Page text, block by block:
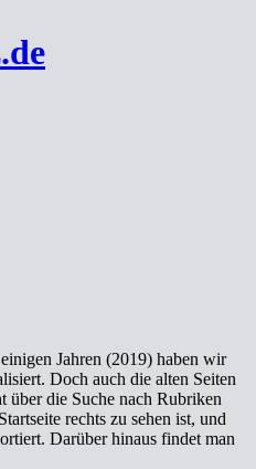
Jahren (2019) haben wir
Doch auch die alten Seiten
über die Suche nach Rubriken
rechts zu sehen ist, und
Darüber hinaus findet man